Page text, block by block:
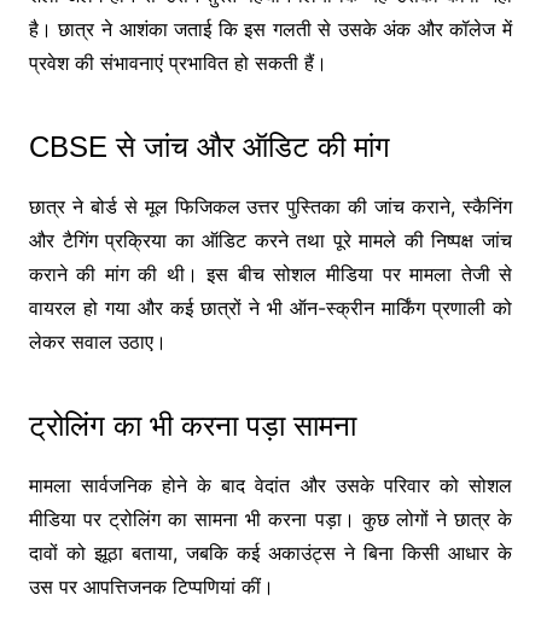
है। छात्र ने आशंका जताई कि इस गलती से उसके अंक और कॉलेज में
प्रवेश की संभावनाएं प्रभावित हो सकती हैं।
CBSE से जांच और ऑडिट की मांग
छात्र ने बोर्ड से मूल फिजिकल उत्तर पुस्तिका की जांच कराने, स्कैनिंग
और टैगिंग प्रक्रिया का ऑडिट करने तथा पूरे मामले की निष्पक्ष जांच
कराने की मांग की थी। इस बीच सोशल मीडिया पर मामला तेजी से
वायरल हो गया और कई छात्रों ने भी ऑन-स्क्रीन मार्किंग प्रणाली को
लेकर सवाल उठाए।
ट्रोलिंग का भी करना पड़ा सामना
मामला सार्वजनिक होने के बाद वेदांत और उसके परिवार को सोशल
मीडिया पर ट्रोलिंग का सामना भी करना पड़ा। कुछ लोगों ने छात्र के
दावों को झूठा बताया, जबकि कई अकाउंट्स ने बिना किसी आधार के
उस पर आपत्तिजनक टिप्पणियां कीं।